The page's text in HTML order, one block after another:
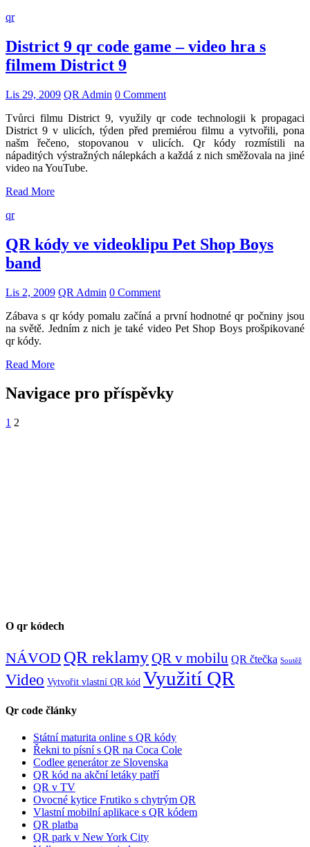
qr
District 9 qr code game – video hra s
filmem District 9
Lis 29, 2009 QR Admin 0 Comment
Tvůrci filmu District 9, využily qr code technologii k propagaci
District 9 v ulicích, týden před premiérou filmu a vytvořili, pona
našm řečeno, stopovanou v ulicích. Qr kódy rozmístili na
nápaditých výstražných nálepkách a každá z nich směžovala na jiné
video na YouTube.
Read More
qr
QR kódy ve videoklipu Pet Shop Boys
band
Lis 2, 2009 QR Admin 0 Comment
Zábava s qr kódy pomalu začíná a první hodnotné qr počniny jsou
na světě. Jedním z nich je také video Pet Shop Boys prošpikované
qr kódy.
Read More
Navigace pro příspěvky
1 2
O qr kódech
NÁVOD QR reklamyQR v mobilu QR čtečka Soutěž
Video Vytvořit vlastní QR kód Využití QR
Qr code články
Státní maturita online s QR kódy
Řekni to písní s QR na Coca Cole
Codlee generátor ze Slovenska
QR kód na akční letáky patří
QR v TV
Ovocné kytice Frutiko s chytrým QR
Vlastní mobilní aplikace s QR kódem
QR platba
QR park v New York City